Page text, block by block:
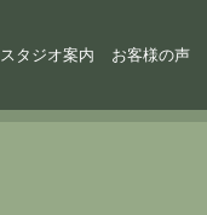
スタジオ案内 お客様の声